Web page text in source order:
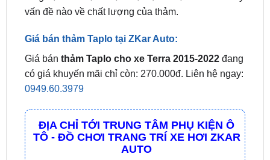
Giá bán thảm Taplo tại ZKar Auto:
có giá khuyến mãi chỉ còn: 270.000đ. Liên hệ ngay:
0949.60.3979
ĐỊA CHỈ TỚI TRUNG TÂM PHỤ KIỆN Ô
TÔ - ĐỒ CHƠI TRANG TRÍ XE HƠI ZKAR
☎Bấm vào để gọi Tổng Đài Hotline 1:☎ 0949 60
0987 801 029